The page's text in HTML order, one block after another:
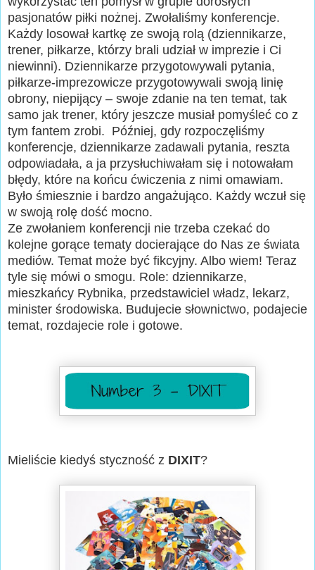
pasjonatów piłki nożnej. Zwołaliśmy konferencje.
Każdy losował kartkę ze swoją rolą (dziennikarze,
trener, piłkarze, którzy brali udział w imprezie i Ci
niewinni). Dziennikarze przygotowywali pytania,
piłkarze-imprezowicze przygotowywali swoją linię
obrony, niepijący – swoje zdanie na ten temat, tak
samo jak trener, który jeszcze musiał pomyśleć co z
tym fantem zrobi. Później, gdy rozpoczęliśmy
konferencje, dziennikarze zadawali pytania, reszta
odpowiadała, a ja przysłuchiwałam się i notowałam
błędy, które na końcu ćwiczenia z nimi omawiam.
Było śmiesznie i bardzo angażująco. Każdy wczuł się
w swoją rolę dość mocno.
Ze zwołaniem konferencji nie trzeba czekać do
kolejne gorące tematy docierające do Nas ze świata
mediów. Temat może być fikcyjny. Albo wiem! Teraz
tyle się mówi o smogu. Role: dziennikarze,
mieszkańcy Rybnika, przedstawiciel władz, lekarz,
minister środowiska. Budujecie słownictwo, podajecie
temat, rozdajecie role i gotowe.
Mieliście kiedyś styczność z DIXIT?